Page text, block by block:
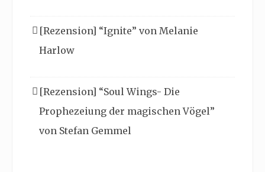
[Rezension] “Ignite” von Melanie
Harlow
[Rezension] “Soul Wings- Die
Prophezeiung der magischen Vögel”
von Stefan Gemmel